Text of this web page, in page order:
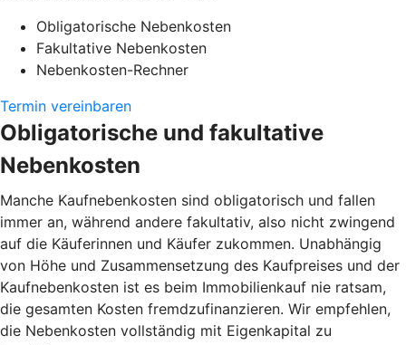
Obligatorische Nebenkosten
Fakultative Nebenkosten
Nebenkosten-Rechner
Termin vereinbaren
Obligatorische und fakultative
Nebenkosten
Manche Kaufnebenkosten sind obligatorisch und fallen
immer an, während andere fakultativ, also nicht zwingend
auf die Käuferinnen und Käufer zukommen. Unabhängig
von Höhe und Zusammensetzung des Kaufpreises und der
Kaufnebenkosten ist es beim Immobilienkauf nie ratsam,
die gesamten Kosten fremdzufinanzieren. Wir empfehlen,
die Nebenkosten vollständig mit Eigenkapital zu